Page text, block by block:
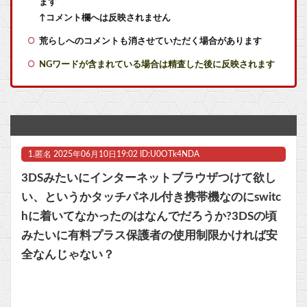
【疑問】クエスト4で負けた後の確率はどうなる？
何がおもしろいのか理解できない趣味・エンタメは？
「インコを見せてあげる」女子児童に卑猥な映像を見せたあと○ンコを触らせながら児童の体を触った75歳男逮捕「どのような顔をするのか興味が湧いた」
【朗報】Forbes「初代Nintendo Switch、PS2の記録更新に王手 世界一まで残り150万台」
【ワンピース 1190話感想】ニカルフィ、ギャバンに「調子に乗るな！」と説教される！！
【モン娘TD】らんちきが本当に久しぶりに来る！！！
※ロボットアニメやSF作品における「帽子」といえば？他
↑コメント欄へは反映されません
荒らしへのコメントも消させていただく場合があります
NGワードが含まれている場合は精査した後に反映されます
1. 匿名 2025年06月10日19:02 ID:U0OTk4NDA
3DSみたいにインターネットブラウザつけて欲し
い、というかタッチパネル付き携帯機なのにswitc
hに着いてなかったのはなんでだろうか?3DSの頃
みたいに有料プラス保護者の使用制限かければ安
全なんじゃない？